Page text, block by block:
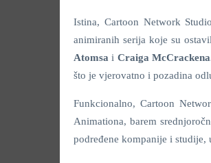
Istina, Cartoon Network
animiranih serija koje su
Atomsai Craiga
što je vjerovatno i pozadina
Funkcionalno, Cartoon
Animationa, barem
podređene kompanije i